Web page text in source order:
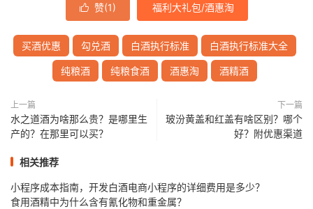
 赞(1) 福利大礼包/酒惠淘
买酒优惠 勾兑酒 白酒执行标准 白酒执行标准大全
纯粮酒 纯粮食酒 酒惠淘 酒精酒
上一篇
水之道酒为啥那么贵？是哪里生
产的？在那里可以买？
下一篇
玻汾黄盖和红盖有啥区别？哪个
好？附优惠渠道
相关推荐
小程序成本指南，开发白酒电商小程序的详细费用是多少？
食用酒精中为什么含有氰化物和重金属？